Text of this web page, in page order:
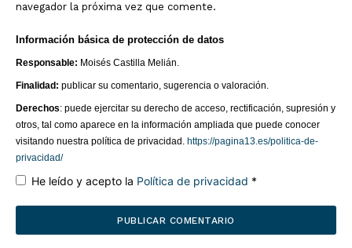
navegador la próxima vez que comente.
Información básica de protección de datos
Responsable: Moisés Castilla Melián.
Finalidad: publicar su comentario, sugerencia o valoración.
Derechos: puede ejercitar su derecho de acceso, rectificación, supresión y
otros, tal como aparece en la información ampliada que puede conocer
visitando nuestra política de privacidad. https://pagina13.es/politica-de-
privacidad/
He leído y acepto la Política de privacidad *